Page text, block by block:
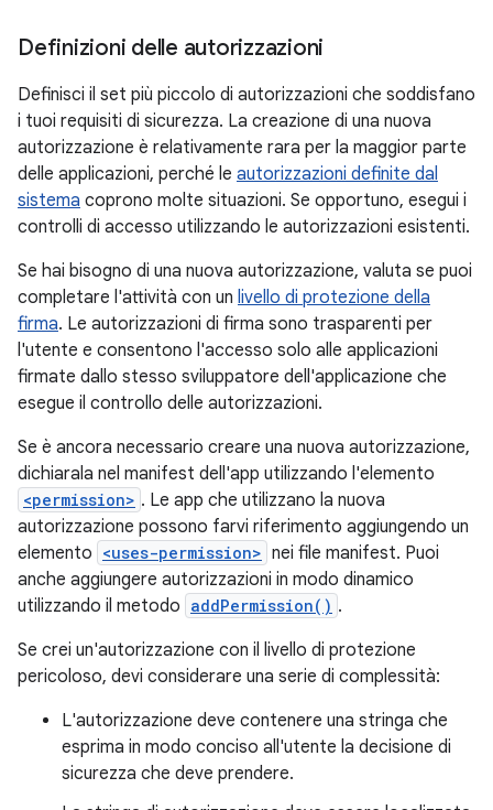
Definizioni delle autorizzazioni
Definisci il set più piccolo di autorizzazioni che soddisfano
i tuoi requisiti di sicurezza. La creazione di una nuova
autorizzazione è relativamente rara per la maggior parte
delle applicazioni, perché le autorizzazioni definite dal
sistema coprono molte situazioni. Se opportuno, esegui i
controlli di accesso utilizzando le autorizzazioni esistenti.
Se hai bisogno di una nuova autorizzazione, valuta se puoi
completare l'attività con un livello di protezione della
firma. Le autorizzazioni di firma sono trasparenti per
l'utente e consentono l'accesso solo alle applicazioni
firmate dallo stesso sviluppatore dell'applicazione che
esegue il controllo delle autorizzazioni.
Se è ancora necessario creare una nuova autorizzazione,
dichiarala nel manifest dell'app utilizzando l'elemento
<permission> . Le app che utilizzano la nuova
autorizzazione possono farvi riferimento aggiungendo un
elemento <uses-permission> nei file manifest. Puoi
anche aggiungere autorizzazioni in modo dinamico
utilizzando il metodo addPermission() .
Se crei un'autorizzazione con il livello di protezione
pericoloso, devi considerare una serie di complessità:
L'autorizzazione deve contenere una stringa che
esprima in modo conciso all'utente la decisione di
sicurezza che deve prendere.